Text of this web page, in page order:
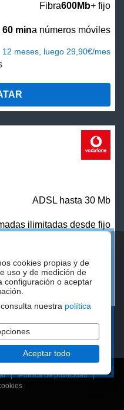
Fibra600Mb+ fijo
mina números móviles
12 meses, luego 29,90€/mes
ADSL hasta 30 Mb
ilimitadas desde fijo
31,00 €/mes
| Politica de privacidad|
cookies propias y de
uso y de medición de
configuración o aceptar
nuestra política
Aceptar todo